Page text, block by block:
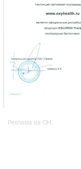
Реклама на OH: